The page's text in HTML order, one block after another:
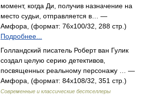
момент, когда Ди, получив назначение на
место судьи, отправляется в… —
Амфора, (формат: 76x100/32, 288 стр.)
Подробнее...
Голландский писатель Роберт ван Гулик
создал целую серию детективов,
посвященных реальному персонажу … —
Амфора, (формат: 84x108/32, 351 стр.)
Современные и классические бестселлеры